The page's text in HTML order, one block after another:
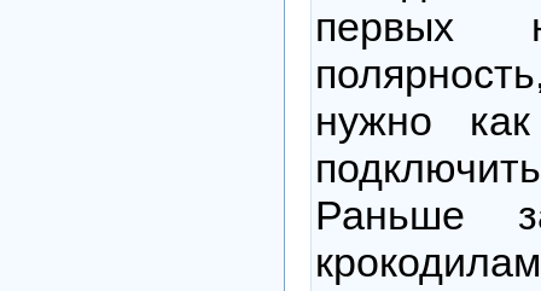
первых
нужно
Раньше